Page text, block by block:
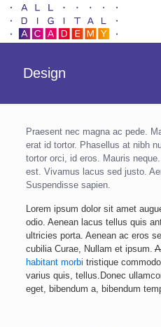
Design
Praesent nec magna ac pede.
erat id tortor. Phasellus at nibh
tortor orci, id eros. Mauris
est. Vivamus lacus sed justo.
Suspendisse sapien.
Lorem ipsum dolor sit amet
odio. Aenean lacus tellus quis
ultricies porta. Aenean ac eros
cubilia Curae, Nullam et ipsum.
habitant morbi tristique
varius quis, tellus.Donec
eget, bibendum a, bibendum